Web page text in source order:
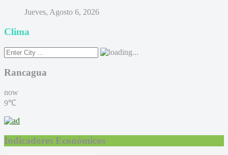
Jueves, Agosto 6, 2026
Clima
Rancagua
now
9℃
Indicadores Económicos